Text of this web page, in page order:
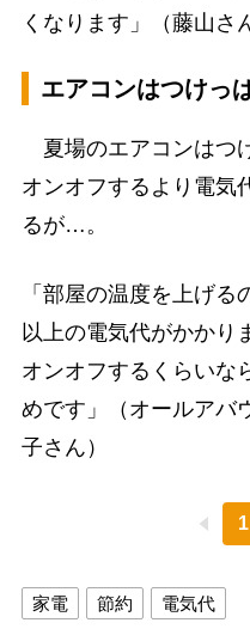
くなります」（藤山さ
エアコンはつけっ
夏場のエアコンはつ
オンオフするより電気
るが…。
「部屋の温度を上げ
以上の電気代がかかり
オンオフするくらいな
めです」（オールアバ
子さん）
1
家電 節約 電気代